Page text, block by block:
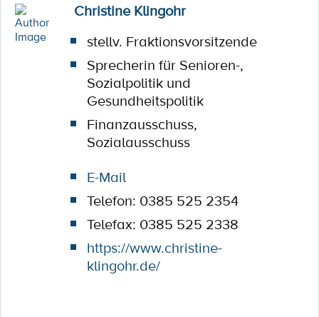
Christine Klingohr
stellv. Fraktionsvorsitzende
Sprecherin für Senioren-,
Sozialpolitik und
Gesundheitspolitik
Finanzausschuss,
Sozialausschuss
E-Mail
Telefon: 0385 525 2354
Telefax: 0385 525 2338
https://www.christine-
klingohr.de/